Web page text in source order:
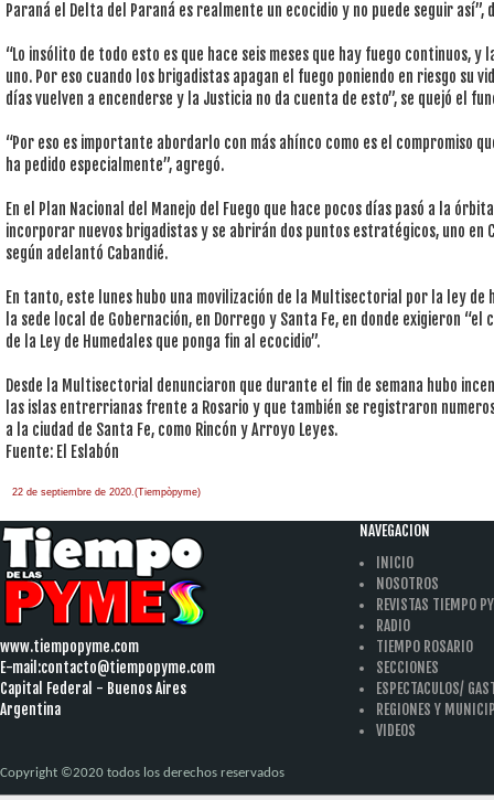
Paraná el Delta del Paraná es realmente un ecocidio y no puede seguir así”,
“Lo insólito de todo esto es que hace seis meses que hay fuego continuos, y
uno. Por eso cuando los brigadistas apagan el fuego poniendo en riesgo su
días vuelven a encenderse y la Justicia no da cuenta de esto”, se quejó el
“Por eso es importante abordarlo con más ahínco como es el compromiso
ha pedido especialmente”, agregó.
En el Plan Nacional del Manejo del Fuego que hace pocos días pasó a la
incorporar nuevos brigadistas y se abrirán dos puntos estratégicos, uno en
según adelantó Cabandié.
En tanto, este lunes hubo una movilización de la Multisectorial por la ley de
la sede local de Gobernación, en Dorrego y Santa Fe, en donde exigieron
de la Ley de Humedales que ponga fin al ecocidio”.
Desde la Multisectorial denunciaron que durante el fin de semana hubo
las islas entrerrianas frente a Rosario y que también se registraron
a la ciudad de Santa Fe, como Rincón y Arroyo Leyes.
Fuente: El Eslabón
22 de septiembre de 2020.(Tiempòpyme)
www.tiempopyme.com
E-mail:contacto@tiempopyme.com
Capital Federal - Buenos Aires
Argentina
NAVEGACION
INICIO
NOSOTROS
REVISTAS TIEMPO
RADIO
TIEMPO ROSARIO
SECCIONES
ESPECTACULOS/
REGIONES Y
VIDEOS
Copyright ©2020 todos los derechos reservados